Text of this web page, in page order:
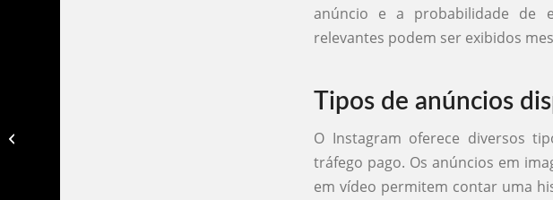
anúncio e a probabilidade de
relevantes podem ser exibidos
Tipos de anúncios
O Instagram oferece diversos
tráfego pago. Os anúncios em
em vídeo permitem contar uma